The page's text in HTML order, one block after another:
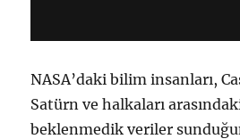
NASA’daki bilim insanları,
Satürn ve halkaları
beklenmedik veriler